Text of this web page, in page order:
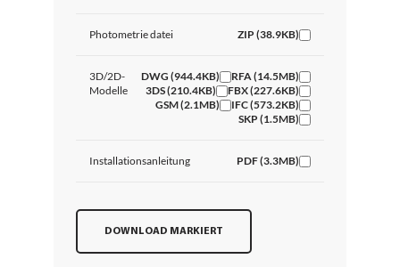
Photometrie datei ZIP (38.9KB)
3D/2D-
Modelle
DWG (944.4KB)
RFA (14.5MB)
3DS (210.4KB)
FBX (227.6KB)
GSM (2.1MB)
IFC (573.2KB)
SKP (1.5MB)
Installationsanleitung PDF (3.3MB)
DOWNLOAD MARKIERT